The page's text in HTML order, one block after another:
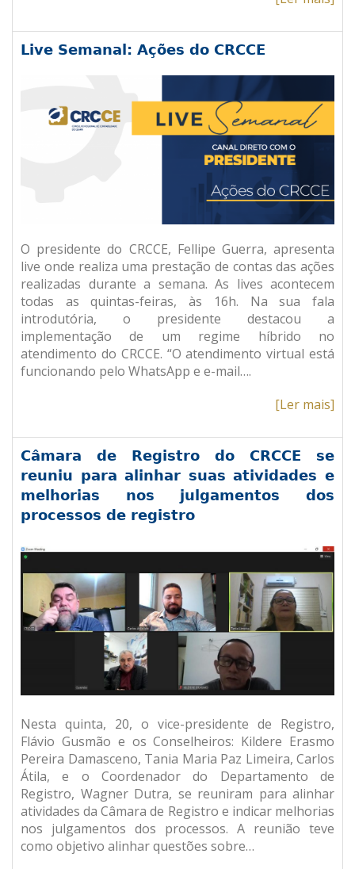
Live Semanal: Ações do CRCCE
O presidente do CRCCE, Fellipe Guerra, apresenta
live onde realiza uma prestação de contas das ações
realizadas durante a semana. As lives acontecem
todas as quintas-feiras, às 16h. Na sua fala
introdutória, o presidente destacou a
implementação de um regime híbrido no
atendimento do CRCCE. “O atendimento virtual está
funcionando pelo WhatsApp e e-mail….
[Ler mais]
Câmara de Registro do CRCCE se
reuniu para alinhar suas atividades e
melhorias nos julgamentos dos
processos de registro
Nesta quinta, 20, o vice-presidente de Registro,
Flávio Gusmão e os Conselheiros: Kildere Erasmo
Pereira Damasceno, Tania Maria Paz Limeira, Carlos
Átila, e o Coordenador do Departamento de
Registro, Wagner Dutra, se reuniram para alinhar
atividades da Câmara de Registro e indicar melhorias
nos julgamentos dos processos. A reunião teve
como objetivo alinhar questões sobre…